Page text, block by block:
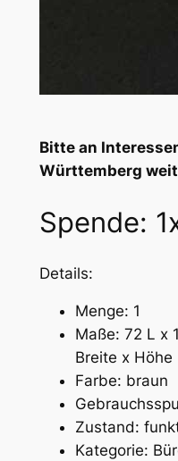
Bitte an
Württemberg
Spende:
Details:
Menge: 1
Maße: 72 L x
Breite x Höhe
Farbe: braun
Zustand:
Kategorie: